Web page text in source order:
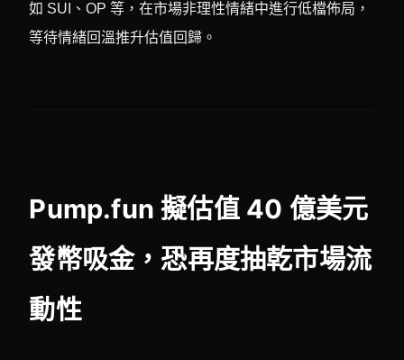
如 SUI、OP 等，在市場非理性情緒中進行低檔佈局，
等待情緒回溫推升估值回歸。
Pump.fun 擬估值 40 億美元
發幣吸金，恐再度抽乾市場流
動性